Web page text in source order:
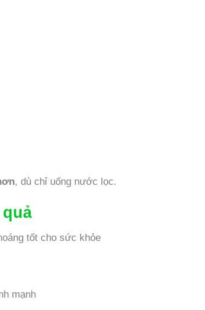
, dù chỉ uống nước lọc.
tốt cho sức khỏe
mạnh